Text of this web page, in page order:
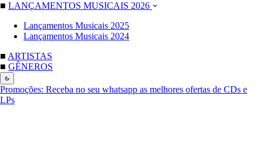
■ LANÇAMENTOS MUSICAIS 2026
Lançamentos Musicais 2025
Lançamentos Musicais 2024
■ ARTISTAS
■ GÊNEROS
Promoções: Receba no seu whatsapp as melhores ofertas de CDs e
LPs